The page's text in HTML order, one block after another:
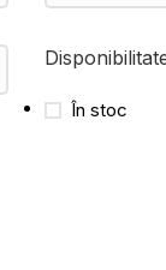
În stoc